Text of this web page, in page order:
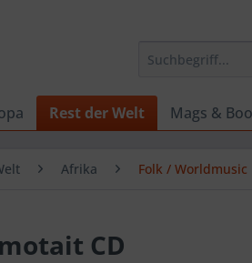
Rest der Welt Mags &
Afrika Folk / Worldmusic
CD